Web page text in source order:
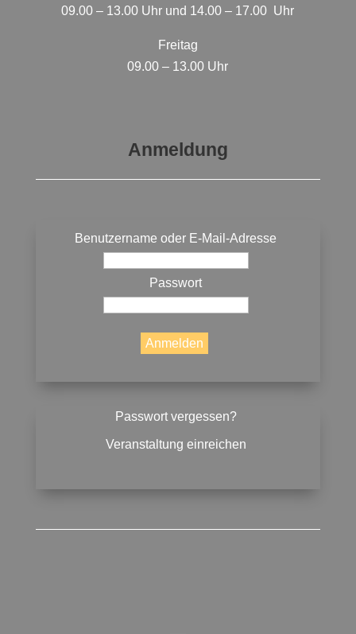
09.00 – 13.00 Uhr und 14.00 – 17.00 Uhr
Freitag
09.00 – 13.00 Uhr
Anmeldung
Benutzername oder E-Mail-Adresse
Passwort
Passwort vergessen?
Veranstaltung einreichen